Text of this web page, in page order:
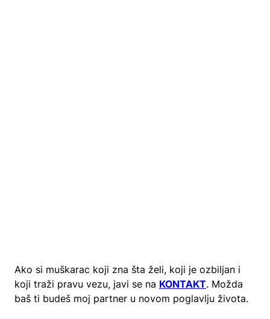
Ako si muškarac koji zna šta želi, koji je ozbiljan i
koji traži pravu vezu, javi se na KONTAKT. Možda
baš ti budeš moj partner u novom poglavlju života.